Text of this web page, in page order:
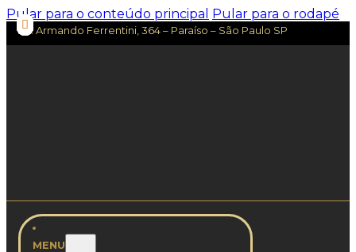
Pular para o conteúdo principal Pular para o rodapé
Av. Armando Ferrentini, 364 – Paraíso – São Paulo SP
MENU